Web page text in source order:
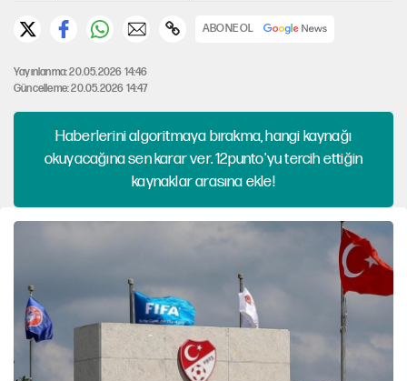
ABONE OL
Yayınlanma: 20.05.2026 14:46
Güncelleme: 20.05.2026 14:47
Haberlerini algoritmaya bırakma, hangi kaynağı
okuyacağına sen karar ver. 12punto'yu tercih ettiğin
kaynaklar arasına ekle!